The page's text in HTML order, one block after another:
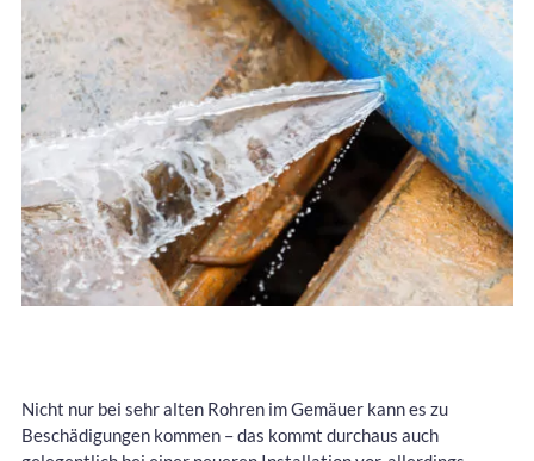
Nicht nur bei sehr alten Rohren im Gemäuer kann es zu
Beschädigungen kommen – das kommt durchaus auch